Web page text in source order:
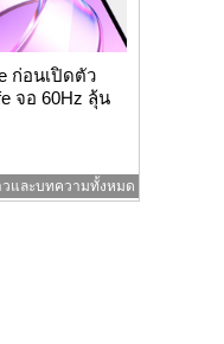
ก่อนเปิดตัว
จอ 60Hz ลุ้น
และบทความทั้งหมด